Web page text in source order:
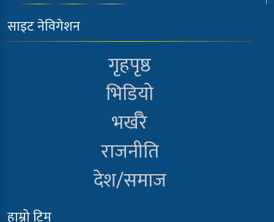
साइट नेविगेशन
गृहपृष्ठ
भिडियो
भर्खरै
राजनीति
देश/समाज
हाम्रो टिम